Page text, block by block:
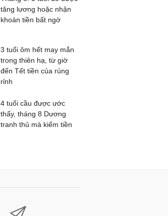
tăng lương hoặc nhận
khoản tiền bất ngờ
3 tuổi ôm hết may mắn
trong thiên hạ, từ giờ
đến Tết tiền của rủng
rỉnh
4 tuổi cầu được ước
thấy, tháng 8 Dương
tranh thủ mà kiếm tiền